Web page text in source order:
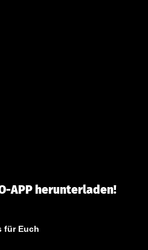
APP herunterladen!
für Euch